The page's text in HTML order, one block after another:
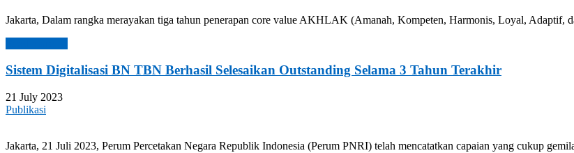
Jakarta, Dalam rangka merayakan tiga tahun penerapan core value AKHLAK (Amanah, Kompeten, Harmonis, Loyal, Adaptif,
Sistem Digitalisasi BN TBN Berhasil Selesaikan Outstanding Selama 3 Tahun Terakhir
21 July 2023
Publikasi
Jakarta, 21 Juli 2023, Perum Percetakan Negara Republik Indonesia (Perum PNRI) telah mencatatkan capaian yang cukup